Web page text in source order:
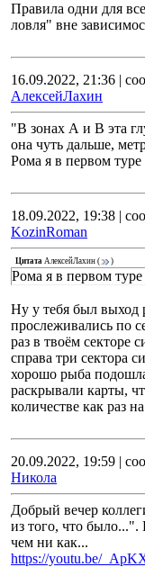
Правила одни для
ловля" вне
16.09.2022, 21:36 |
АлексейЛахин
"В зонах А и В эта
она чуть дальше,
Рома я в первом
18.09.2022, 19:38 |
KozinRoman
Цитата АлексейЛахин ( )
Рома я в первом
Ну у тебя был выход
прослеживались по
раз в твоём секторе
справа три сектора
хорошо рыба
раскрывали карты,
количестве как раз
20.09.2022, 19:59 |
Никола
Добрый вечер
из того, что было...".
чем ни как...
https://youtu.be/